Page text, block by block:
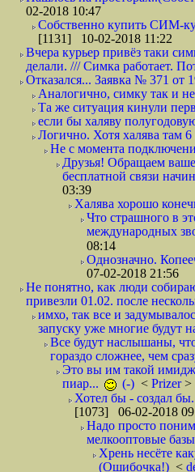
02-2018 10:47
Собственно купить СИМ-ку
[1131] 10-02-2018 11:22
Вчера курьер привёз таки
делали. /// Симка работает.
Отказался... Заявка № 371 от
Аналогично, симку так и
Та же ситуация кинули
если бы халяву
Логично. Хотя халява там
Не с момента
Друзья! Обращаем
бесплатной связи
03:39
Халява хорошо
Что страшного в
международных
08:14
Однозначно.
07-02-2018 21:56
Не понятно, как люди
привезли 01.02. после
имхо, так все и
запуску уже многие будут
Все будут наслышаны,
гораздо сложнее, чем
Это вы им такой имидж
пиар...
(-) < Prizer>
Хотел бы - создал
[1073] 06-02-2018
Надо просто
мелкооптовые
Хрень несёте
(Ошибочка!) <